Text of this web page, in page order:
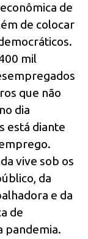
de
de colocar
mil
que não
dia
está diante
vive sob os
da
e da
de
pandemia.